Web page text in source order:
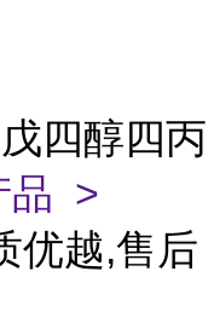
四醇四丙
品 >
优越,售后